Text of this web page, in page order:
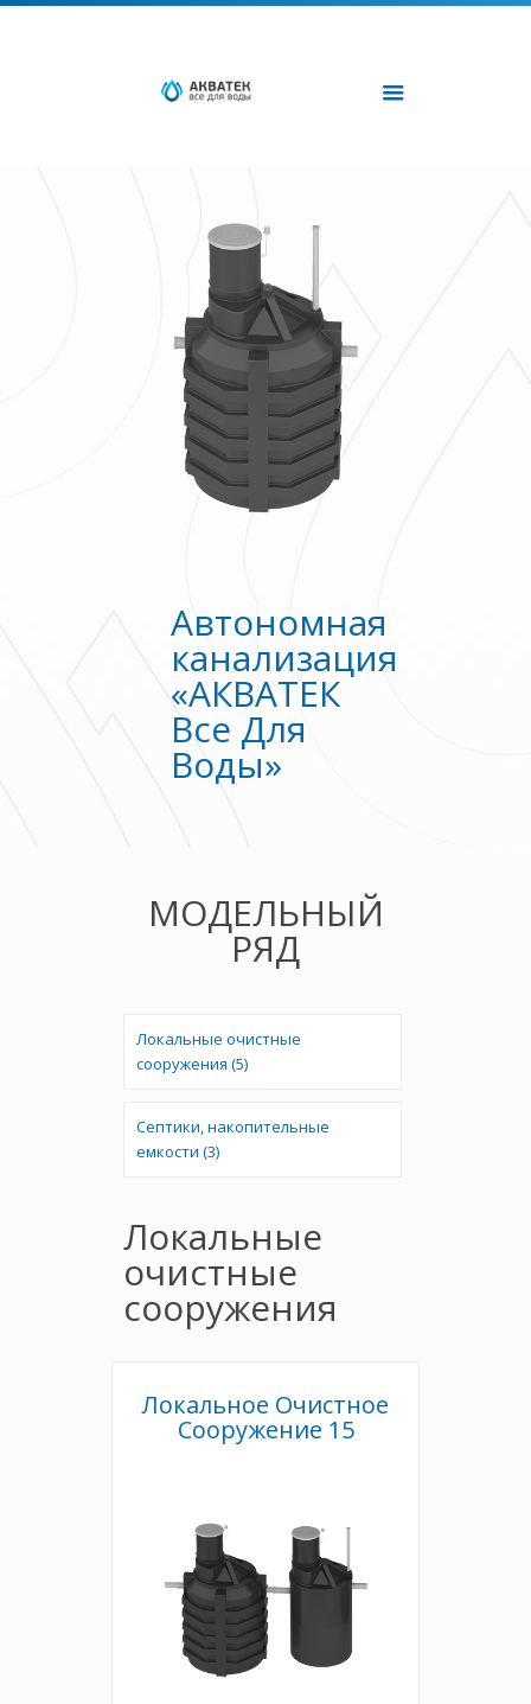
Автономная
канализация
«АКВАТЕК
Все Для
Воды»
МОДЕЛЬНЫЙ
РЯД
Локальные очистные
сооружения (5)
Септики, накопительные
емкости (3)
Локальные
очистные
сооружения
Локальное Очистное
Сооружение 15